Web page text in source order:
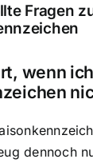
Fragen
wenn
dennoch